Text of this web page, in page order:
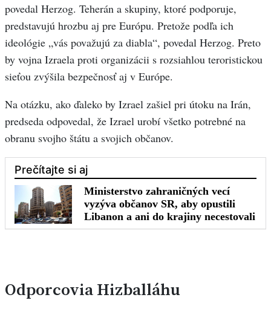
povedal Herzog. Teherán a skupiny, ktoré podporuje,
predstavujú hrozbu aj pre Európu. Pretože podľa ich
ideológie „vás považujú za diabla“, povedal Herzog. Preto
by vojna Izraela proti organizácii s rozsiahlou teroristickou
sieťou zvýšila bezpečnosť aj v Európe.
Na otázku, ako ďaleko by Izrael zašiel pri útoku na Irán,
predseda odpovedal, že Izrael urobí všetko potrebné na
obranu svojho štátu a svojich občanov.
Odporcovia Hizballáhu